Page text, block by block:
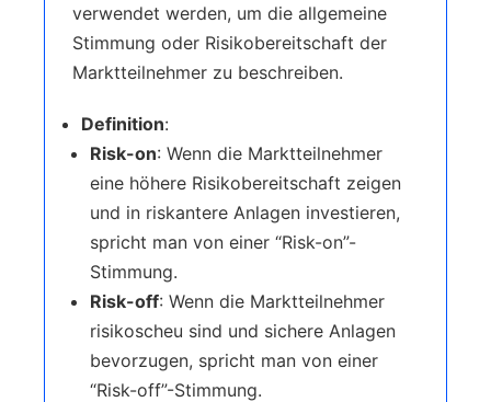
verwendet werden, um die allgemeine
Stimmung oder Risikobereitschaft der
Marktteilnehmer zu beschreiben.
Definition:
Risk-on: Wenn die Marktteilnehmer
eine höhere Risikobereitschaft zeigen
und in riskantere Anlagen investieren,
spricht man von einer “Risk-on”-
Stimmung.
Risk-off: Wenn die Marktteilnehmer
risikoscheu sind und sichere Anlagen
bevorzugen, spricht man von einer
“Risk-off”-Stimmung.